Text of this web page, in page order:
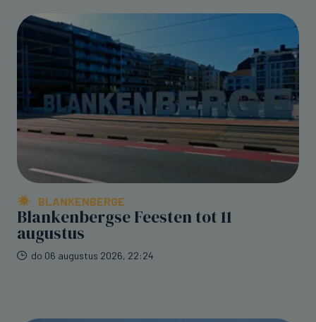
BLANKENBERGE
Blankenbergse Feesten tot 11
augustus
do 06 augustus 2026, 22:24